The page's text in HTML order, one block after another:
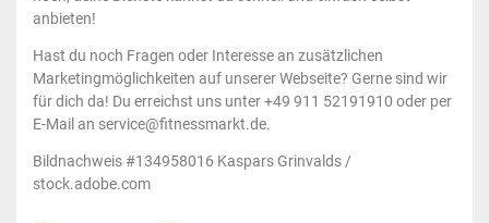
anbieten!
Hast du noch Fragen oder Interesse an zusätzlichen
Marketingmöglichkeiten auf unserer Webseite? Gerne sind wir
für dich da! Du erreichst uns unter +49 911 52191910 oder per
E-Mail an service@fitnessmarkt.de.
Bildnachweis #134958016 Kaspars Grinvalds /
stock.adobe.com